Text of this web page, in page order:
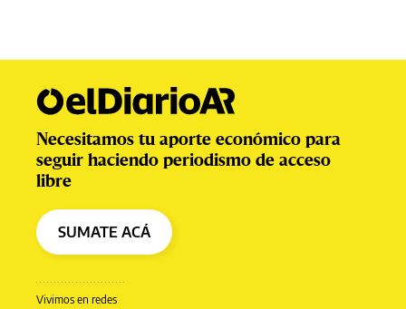
Vivimos en redes
Necesitamos tu aporte económico para
seguir haciendo periodismo de acceso
libre
SUMATE ACÁ